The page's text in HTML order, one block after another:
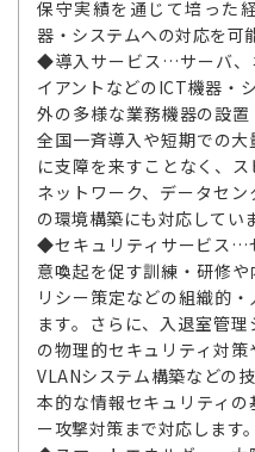
保守実績を通じて培った
器・システムへの対応を可
◆導入サービス…サーバ、
イアントなどのICT機器・
外の多様な業務機器の設置
全国一斉導入や短期での
に支障を来すことなく、ス
ネットワーク、データセ
の環境構築にも対応してい
◆セキュリティサービス…
意喚起を促す訓練・研修
リシー策定などの組織的
ます。さらに、入退室管
の物理的セキュリティ対
VLANシステム構築などの
本的な情報セキュリティ
ー攻撃対策まで対応します。